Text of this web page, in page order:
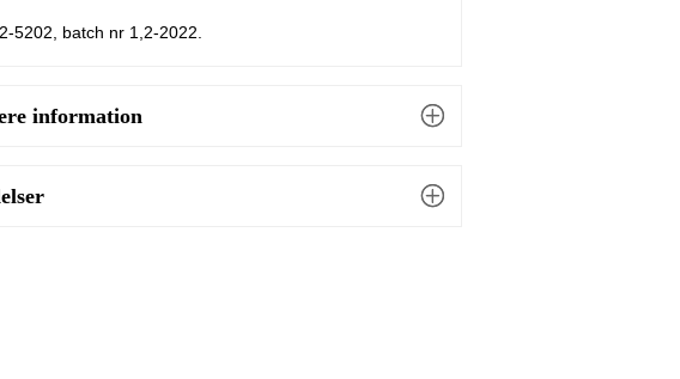
5202, batch nr 1,2-2022.
information